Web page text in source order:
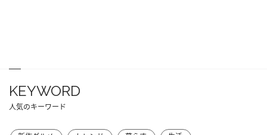
KEYWORD
人気のキーワード